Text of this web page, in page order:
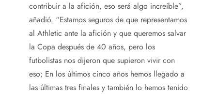
contribuir a la afición, eso será algo increíble”,
añadió. “Estamos seguros de que representamos
al Athletic ante la afición y que queremos salvar
la Copa después de 40 años, pero los
futbolistas nos dijeron que supieron vivir con
eso; En los últimos cinco años hemos llegado a
las últimas tres finales y también lo hemos tenido